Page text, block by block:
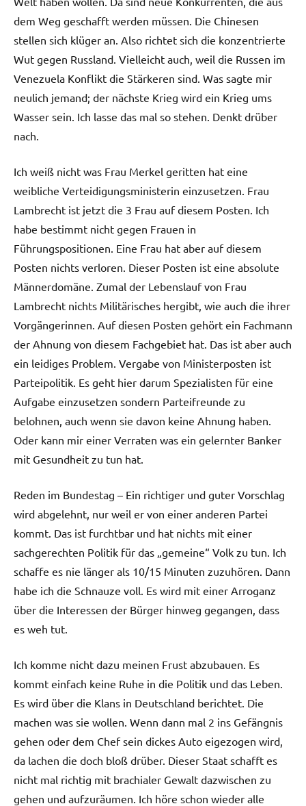
dem Weg geschafft werden müssen. Die Chinesen
stellen sich klüger an. Also richtet sich die konzentrierte
Wut gegen Russland. Vielleicht auch, weil die Russen im
Venezuela Konflikt die Stärkeren sind. Was sagte mir
neulich jemand; der nächste Krieg wird ein Krieg ums
Wasser sein. Ich lasse das mal so stehen. Denkt drüber
nach.
Ich weiß nicht was Frau Merkel geritten hat eine
weibliche Verteidigungsministerin einzusetzen. Frau
Lambrecht ist jetzt die 3 Frau auf diesem Posten. Ich
habe bestimmt nicht gegen Frauen in
Führungspositionen. Eine Frau hat aber auf diesem
Posten nichts verloren. Dieser Posten ist eine absolute
Männerdomäne. Zumal der Lebenslauf von Frau
Lambrecht nichts Militärisches hergibt, wie auch die ihrer
Vorgängerinnen. Auf diesen Posten gehört ein Fachmann
der Ahnung von diesem Fachgebiet hat. Das ist aber auch
ein leidiges Problem. Vergabe von Ministerposten ist
Parteipolitik. Es geht hier darum Spezialisten für eine
Aufgabe einzusetzen sondern Parteifreunde zu
belohnen, auch wenn sie davon keine Ahnung haben.
Oder kann mir einer Verraten was ein gelernter Banker
mit Gesundheit zu tun hat.
Reden im Bundestag – Ein richtiger und guter Vorschlag
wird abgelehnt, nur weil er von einer anderen Partei
kommt. Das ist furchtbar und hat nichts mit einer
sachgerechten Politik für das „gemeine“ Volk zu tun. Ich
schaffe es nie länger als 10/15 Minuten zuzuhören. Dann
habe ich die Schnauze voll. Es wird mit einer Arroganz
über die Interessen der Bürger hinweg gegangen, dass
es weh tut.
Ich komme nicht dazu meinen Frust abzubauen. Es
kommt einfach keine Ruhe in die Politik und das Leben.
Es wird über die Klans in Deutschland berichtet. Die
machen was sie wollen. Wenn dann mal 2 ins Gefängnis
gehen oder dem Chef sein dickes Auto eigezogen wird,
da lachen die doch bloß drüber. Dieser Staat schafft es
nicht mal richtig mit brachialer Gewalt dazwischen zu
gehen und aufzuräumen. Ich höre schon wieder alle